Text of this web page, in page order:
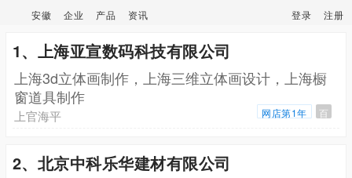
安徽 企业 产品 资讯 登录 注册
1、上海亚宣数码科技有限公司
上海3d立体画制作，上海三维立体画设计，上海橱
窗道具制作
上官海平 网店第1年 百
2、北京中科乐华建材有限公司